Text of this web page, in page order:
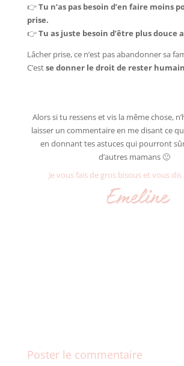
👉Tu n’as pas besoin d’en faire moins
prise.
👉Tu as juste besoin d’être plus douce
Lâcher prise, ce n’est pas abandonner sa
C’estse donner le droit de rester
Alors si tu ressens et vis la même chose,
laisser un commentaire en me disant ce
en donnant tes astuces qui pourront
d’autres mamans 🙂
Je vous fais de gros bisous et vous
Emeline
Poster le commentaire